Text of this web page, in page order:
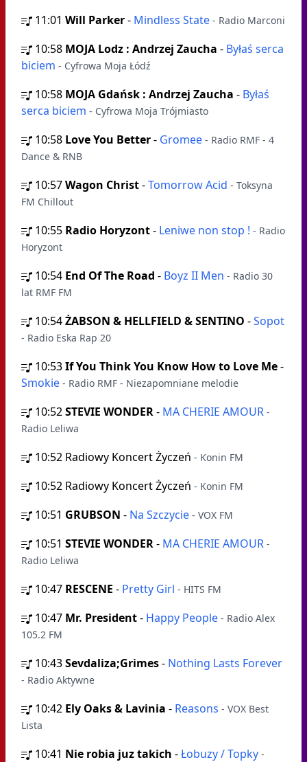
11:01 Will Parker- Mindless State - Radio Marconi
10:58 MOJA Lodz : Andrzej Zaucha - Byłaś serca
biciem - Cyfrowa Moja Łódź
10:58 MOJA Gdańsk : Andrzej Zaucha - Byłaś
serca biciem - Cyfrowa Moja Trójmiasto
10:58 Love You Better- Gromee - Radio RMF - 4
Dance & RNB
10:57Wagon Christ-Tomorrow Acid - Toksyna
FM Chillout
10:55 Radio Horyzont- Leniwe non stop ! - Radio
Horyzont
10:54 End Of The Road - Boyz II Men - Radio 30
lat RMF FM
10:54ŻABSON & HELLFIELD & SENTINO -Sopot
- Radio Eska Rap 20
10:53If You Think You Know How to Love Me-
Smokie - Radio RMF - Niezapomniane melodie
10:52STEVIE WONDER- MA CHERIE AMOUR -
Radio Leliwa
10:52 Radiowy Koncert Życzeń - Konin FM
10:52 Radiowy Koncert Życzeń - Konin FM
10:51 GRUBSON - Na Szczycie - VOX FM
10:51 STEVIE WONDER- MA CHERIE AMOUR -
Radio Leliwa
10:47 RESCENE - Pretty Girl - HITS FM
10:47 Mr. President- Happy People - Radio Alex
105.2 FM
10:43Sevdaliza;Grimes- Nothing Lasts Forever
- Radio Aktywne
10:42 Ely Oaks & Lavinia - Reasons - VOX Best
Lista
10:41 Nie robia juz takich -Łobuzy / Topky -